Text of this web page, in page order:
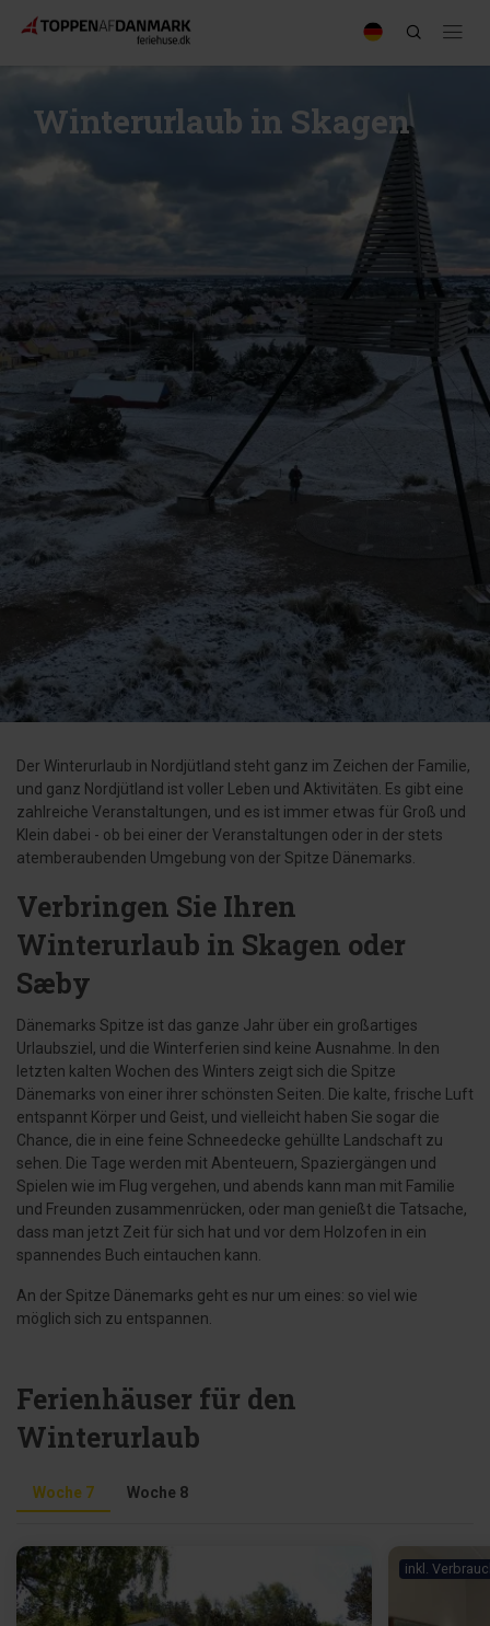
Winterurlaub in Skagen
Der Winterurlaub in Nordjütland steht ganz im Zeichen der Familie,
und ganz Nordjütland ist voller Leben und Aktivitäten. Es gibt eine
zahlreiche Veranstaltungen, und es ist immer etwas für Groß und
Klein dabei - ob bei einer der Veranstaltungen oder in der stets
atemberaubenden Umgebung von der Spitze Dänemarks.
Verbringen Sie Ihren
Winterurlaub in Skagen oder
Sæby
Dänemarks Spitze ist das ganze Jahr über ein großartiges
Urlaubsziel, und die Winterferien sind keine Ausnahme. In den
letzten kalten Wochen des Winters zeigt sich die Spitze
Dänemarks von einer ihrer schönsten Seiten. Die kalte, frische Luft
entspannt Körper und Geist, und vielleicht haben Sie sogar die
Chance, die in eine feine Schneedecke gehüllte Landschaft zu
sehen. Die Tage werden mit Abenteuern, Spaziergängen und
Spielen wie im Flug vergehen, und abends kann man mit Familie
und Freunden zusammenrücken, oder man genießt die Tatsache,
dass man jetzt Zeit für sich hat und vor dem Holzofen in ein
spannendes Buch eintauchen kann.
An der Spitze Dänemarks geht es nur um eines: so viel wie
möglich sich zu entspannen.
Ferienhäuser für den
Winterurlaub
Woche 7 Woche 8
inkl.